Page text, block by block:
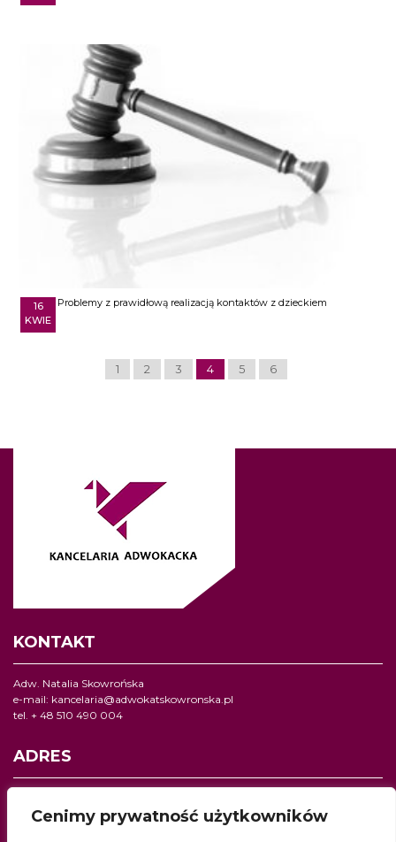
Cenimy prywatność użytkowników
16
KWIE
Problemy z prawidłową realizacją kontaktów z dzieckiem
1 2 3 4 5 6
KONTAKT
Adw. Natalia Skowrońska
e-mail: kancelaria@adwokatskowronska.pl
tel. + 48 510 490 004
ADRES
ul. Jagiellońska 24/2,
40- 032 Katowice